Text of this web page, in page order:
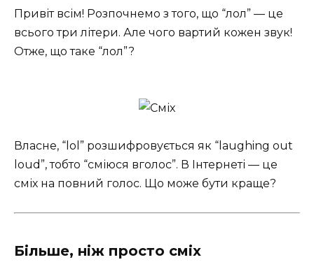
Привіт всім! Розпочнемо з того, що “лол” — це
всього три літери. Але чого вартий кожен звук!
Отже, що таке “лол”?
Власне, “lol” розшифровується як “laughing out
loud”, тобто “сміюся вголос”. В Інтернеті — це
сміх на повний голос. Що може бути краще?
Більше, ніж просто сміх